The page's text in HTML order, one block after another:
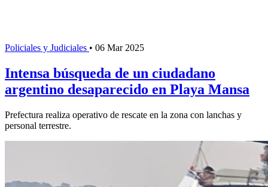
Policiales y Judiciales • 06 Mar 2025
Intensa búsqueda de un ciudadano
argentino desaparecido en Playa Mansa
Prefectura realiza operativo de rescate en la zona con lanchas y
personal terrestre.